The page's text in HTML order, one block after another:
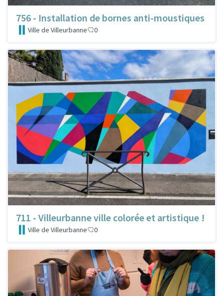
756 - Installation de bornes anti-moustiques
Ville de Villeurbanne 0
711 - Villeurbanne ville colorée et artistique !
Ville de Villeurbanne 0